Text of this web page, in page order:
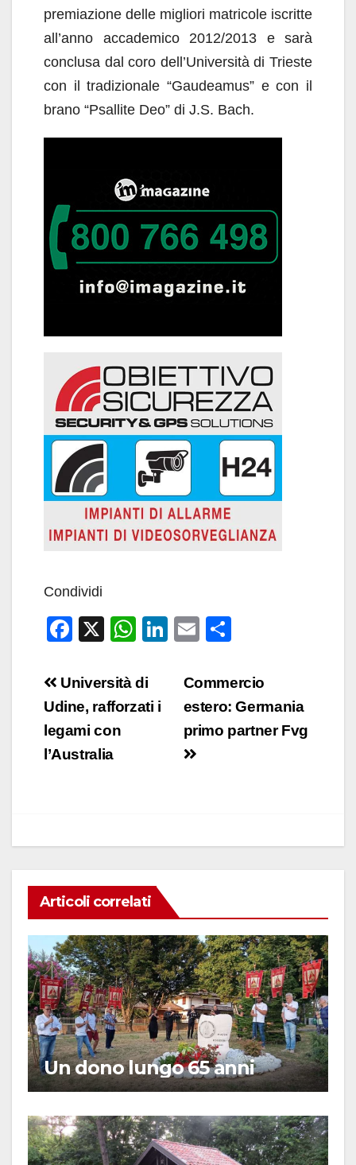
premiazione delle migliori matricole iscritte
all’anno accademico 2012/2013 e sarà
conclusa dal coro dell’Università di Trieste
con il tradizionale “Gaudeamus” e con il
brano “Psallite Deo” di J.S. Bach.
Condividi
F
c
e
b
o
X
W
at
s
Li
dI
E
ail n
di
vi
Navigazione
articoli
Commercio
estero: Germania
primo partner Fvg
Università di
Udine, rafforzati i
legami con
l’Australia
Articoli correlati
Un dono lungo 65 anni